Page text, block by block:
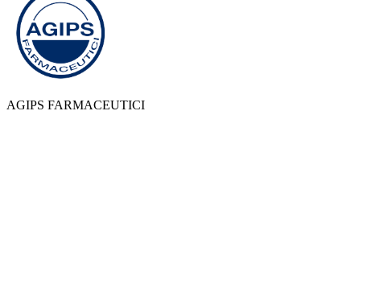
AGIPS FARMACEUTICI